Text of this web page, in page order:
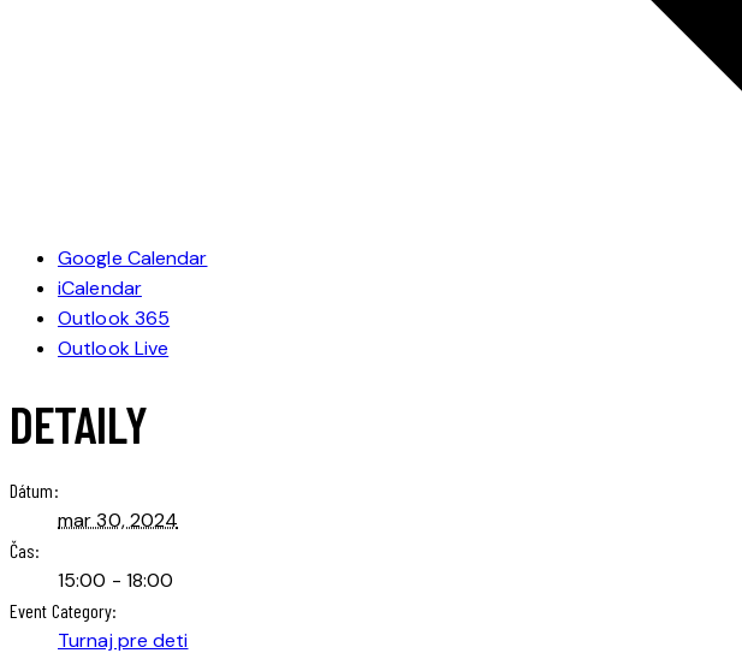
Google Calendar
iCalendar
Outlook 365
Outlook Live
DETAILY
Dátum:
mar 30, 2024
Čas:
15:00 - 18:00
Event Category:
Turnaj pre deti